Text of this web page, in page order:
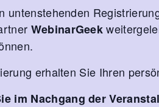
untenstehenden
WebinarGeek
erhalten Sie Ihren
im Nachgang der